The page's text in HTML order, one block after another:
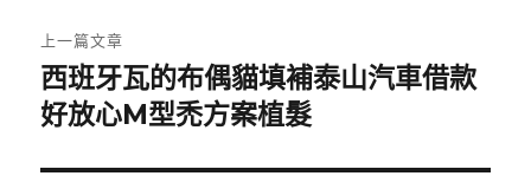
章
導
覽
上一篇文章
上
一
文
西班牙瓦的布偶貓填補泰山汽車借款
好放心M型禿方案植髮